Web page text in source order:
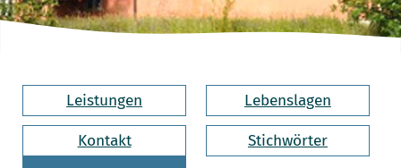
Leistungen Lebenslagen
Kontakt Stichwörter